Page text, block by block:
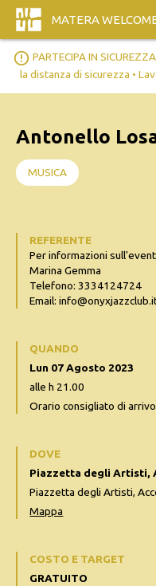
MATERA
error_outline PARTECIPA IN
la distanza di sicurezza •
Antonello
MUSICA
REFERENTE
Per informazioni
Marina Gemma
Telefono: 3334124724
Email:
QUANDO
Lun 07 Agosto 2023
alle h 21.00
Orario consigliato di
DOVE
Piazzetta degli Artisti,
Piazzetta degli Artisti,
Mappa
COSTO E TARGET
GRATUITO